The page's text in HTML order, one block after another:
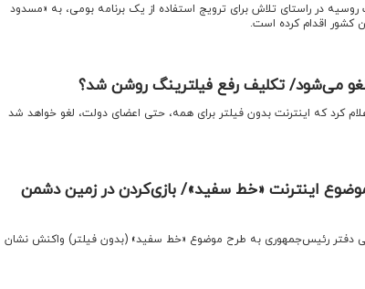
در راستای تلاش برای ترویج استفاده از یک برنامه بومی، به «مسدود
کشور اقدام کرده است.
می‌شود/ تکلیف رفع فیلترینگ روشن شد؟
کرد که اینترنت بدون فیلتر برای همه، حتی اعضای دولت، لغو خواهد شد
اینترنت «خط سفید»/ بازی‌کردن در زمین دشمن
دفتر رئیس‌جمهوری به طرح موضوع «خط سفید» (بدون فیلتر) واکنش نشان